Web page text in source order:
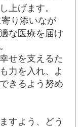
上げます。
り添いなが
な医療を届け
せを支えるた
力を入れ、よ
きるよう努め
すよう、どう